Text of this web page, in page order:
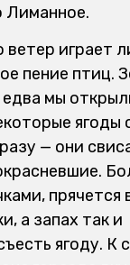
Лиманное.
играет
пение птиц.
мы
ягоды
— они
прячется
а запах так и
ягоду. К